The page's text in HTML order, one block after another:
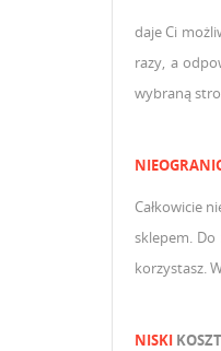
daje Ci
razy, a
wybraną
Całkowicie
sklepem.
korzystasz.
NISKI